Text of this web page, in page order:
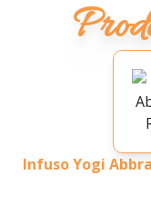
Infuso Yogi